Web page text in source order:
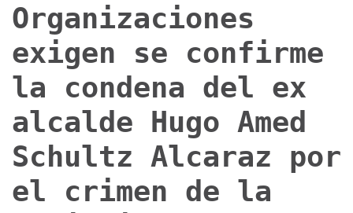
Organizaciones
exigen se confirme
la condena del ex
alcalde Hugo Amed
Schultz Alcaraz por
el crimen de la